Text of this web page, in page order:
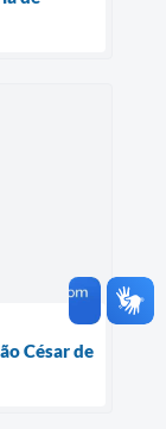
César de